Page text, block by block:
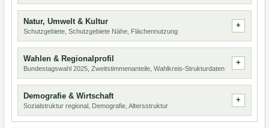
Natur, Umwelt & Kultur
Schutzgebiete, Schutzgebiete Nähe, Flächennutzung
Wahlen & Regionalprofil
Bundestagswahl 2025, Zweitstimmenanteile, Wahlkreis-Strukturdaten
Demografie & Wirtschaft
Sozialstruktur regional, Demografie, Altersstruktur